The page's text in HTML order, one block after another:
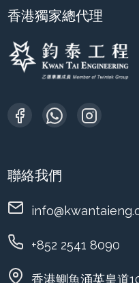
香港獨家總代理
聯絡我們
+852 2541 8090
香港鰂魚涌英皇道